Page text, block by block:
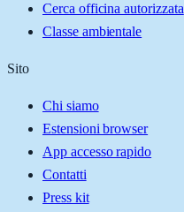
Cerca officina autorizzata
Classe ambientale
Sito
Chi siamo
Estensioni browser
App accesso rapido
Contatti
Press kit